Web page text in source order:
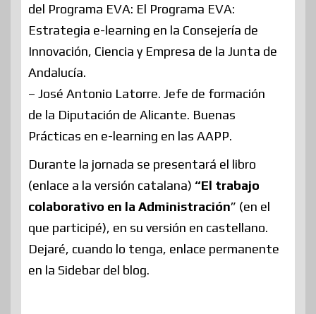
del Programa EVA: El Programa EVA:
Estrategia e-learning en la Consejería de
Innovación, Ciencia y Empresa de la Junta de
Andalucía.
– José Antonio Latorre. Jefe de formación
de la Diputación de Alicante. Buenas
Prácticas en e-learning en las AAPP.
Durante la jornada se presentará el libro
(enlace a la versión catalana) “El trabajo
colaborativo en la Administración” (en el
que participé), en su versión en castellano.
Dejaré, cuando lo tenga, enlace permanente
en la Sidebar del blog.